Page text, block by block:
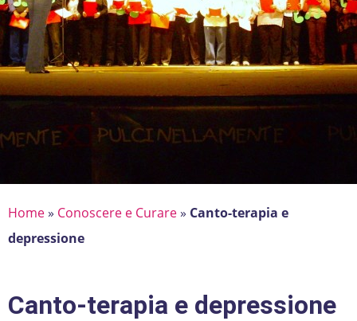
Home» Conoscere e Curare» Canto-terapia e
depressione
Canto-terapia e depressione